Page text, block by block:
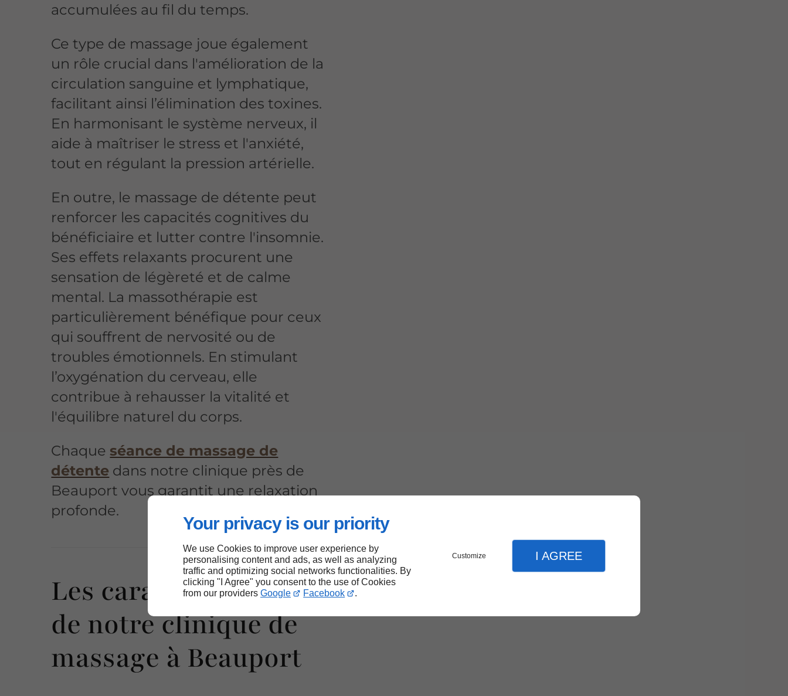
Your privacy is our priority
We use Cookies to improve user experience by
personalising content and ads, as well as analyzing
traffic and optimizing social networks functionalities. By
clicking "I Agree" you consent to the use of Cookies
from our providers Google Facebook .
Customize I AGREE
accumulées au fil du temps.
Ce type de massage joue également
un rôle crucial dans l'amélioration de la
circulation sanguine et lymphatique,
facilitant ainsi l’élimination des toxines.
En harmonisant le système nerveux, il
aide à maîtriser le stress et l'anxiété,
tout en régulant la pression artérielle.
En outre, le massage de détente peut
renforcer les capacités cognitives du
bénéficiaire et lutter contre l'insomnie.
Ses effets relaxants procurent une
sensation de légèreté et de calme
mental. La massothérapie est
particulièrement bénéfique pour ceux
qui souffrent de nervosité ou de
troubles émotionnels. En stimulant
l’oxygénation du cerveau, elle
contribue à rehausser la vitalité et
l'équilibre naturel du corps.
Chaque séance de massage de
détente dans notre clinique près de
Beauport vous garantit une relaxation
profonde.
Les caractéristiques
de notre clinique de
massage à Beauport